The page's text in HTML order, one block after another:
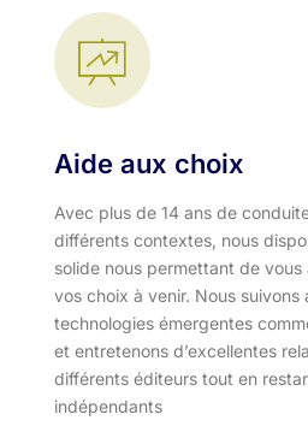
Aide aux choix
Avec plus de 14 ans de
différents contextes, nous
solide nous permettant de
vos choix à venir. Nous suivons
technologies émergentes
et entretenons d’excellentes
différents éditeurs tout en
indépendants